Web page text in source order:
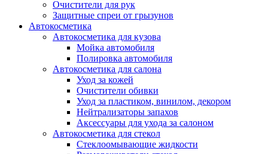
Очистители для рук
Защитные спреи от грызунов
Автокосметика
Автокосметика для кузова
Мойка автомобиля
Полировка автомобиля
Автокосметика для салона
Уход за кожей
Очистители обивки
Уход за пластиком, винилом, декором
Нейтрализаторы запахов
Аксессуары для ухода за салоном
Автокосметика для стекол
Стеклоомывающие жидкости